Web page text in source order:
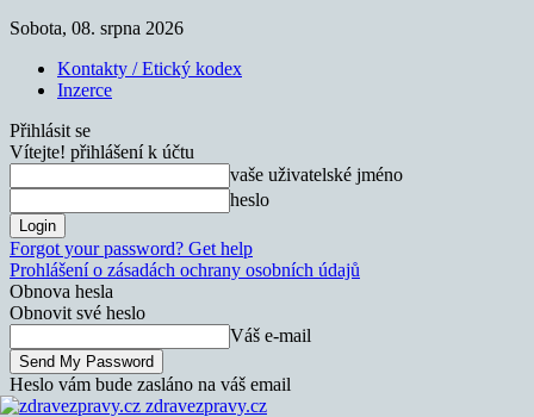
Sobota, 08. srpna 2026
Kontakty / Etický kodex
Inzerce
Přihlásit se
Vítejte! přihlášení k účtu
vaše uživatelské jméno
heslo
Forgot your password? Get help
Prohlášení o zásadách ochrany osobních údajů
Obnova hesla
Obnovit své heslo
Váš e-mail
Heslo vám bude zasláno na váš email
zdravezpravy.cz